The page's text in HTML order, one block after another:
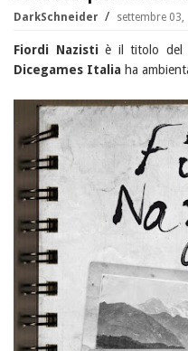
DarkSchneider settembre 03,
Fiordi Nazistiè il titolo del
Dicegames Italia ha